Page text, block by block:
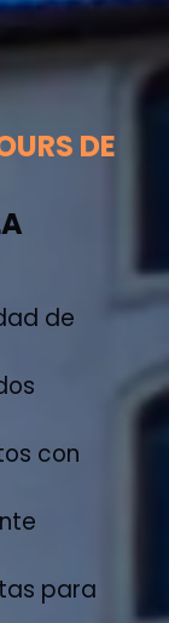
DE
de
con
para